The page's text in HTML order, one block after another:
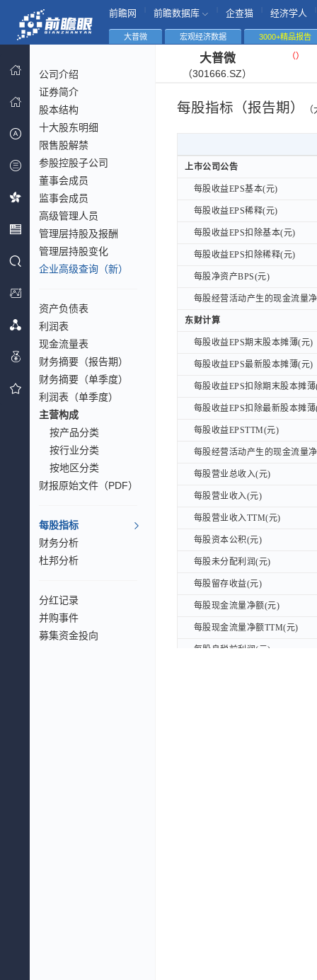
前瞻网 前瞻数据库 企查猫 经济学人
大普微 宏观经济数据 3000+精品报告
公司介绍
证券简介
股本结构
十大股东明细
限售股解禁
参股控股子公司
董事会成员
监事会成员
高级管理人员
管理层持股及报酬
管理层持股变化
企业高级查询（新）
资产负债表
利润表
现金流量表
财务摘要（报告期）
财务摘要（单季度）
利润表（单季度）
主营构成
按产品分类
按行业分类
按地区分类
财报原始文件（PDF）
每股指标
财务分析
杜邦分析
分红记录
并购事件
募集资金投向
大普微
（301666.SZ）
（）
每股指标（报告期）
上市公司公告
每股收益EPS基本(元)
每股收益EPS稀释(元)
每股收益EPS扣除基本(元)
每股收益EPS扣除稀释(元)
每股净资产BPS(元)
每股经营活动产生的现金流量
东财计算
每股收益EPS期末股本摊薄(元)
每股收益EPS最新股本摊薄(元)
每股收益EPS扣除期末股本摊
每股收益EPS扣除最新股本摊
每股收益EPSTTM(元)
每股经营活动产生的现金流量
每股营业总收入(元)
每股营业收入(元)
每股营业收入TTM(元)
每股资本公积(元)
每股未分配利润(元)
每股留存收益(元)
每股现金流量净额(元)
每股现金流量净额TTM(元)
每股息税前利润(元)
上市公司公告
每股收益EPS基本(元)
每股收益EPS稀释(元)
每股收益EPS扣除基本(元)
每股收益EPS扣除稀释(元)
每股净资产BPS(元)
每股经营活动产生的现金流量
东财计算
每股收益EPS期末股本摊薄(元)
每股收益EPS最新股本摊薄(元)
每股收益EPS扣除期末股本摊
每股收益EPS扣除最新股本摊
每股收益EPSTTM(元)
每股经营活动产生的现金流量
每股营业总收入(元)
每股营业收入(元)
每股营业收入TTM(元)
每股资本公积(元)
每股未分配利润(元)
每股留存收益(元)
每股现金流量净额(元)
每股现金流量净额TTM(元)
每股息税前利润(元)